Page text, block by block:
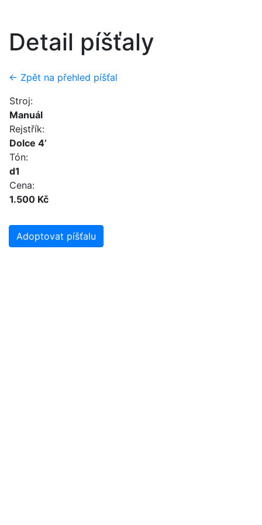
Detail píšťaly
← Zpět na přehled píšťal
Stroj:
Manuál
Rejstřík:
Dolce 4’
Tón:
d1
Cena:
1.500 Kč
Adoptovat píšťalu